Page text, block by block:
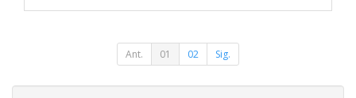
Ant. 01 02 Sig.